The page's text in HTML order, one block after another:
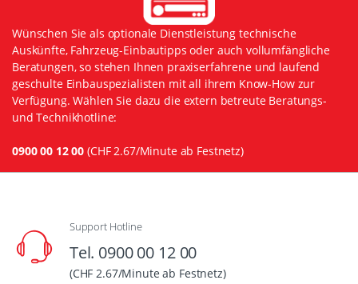
Wünschen Sie als optionale Dienstleistung technische
Auskünfte, Fahrzeug-Einbautipps oder auch vollumfängliche
Beratungen, so stehen Ihnen praxiserfahrene und laufend
geschulte Einbauspezialisten mit all ihrem Know-How zur
Verfügung. Wählen Sie dazu die extern betreute Beratungs-
und Technikhotline:
0900 00 12 00 (CHF 2.67/Minute ab Festnetz)
Support Hotline
Tel. 0900 00 12 00
(CHF 2.67/Minute ab Festnetz)